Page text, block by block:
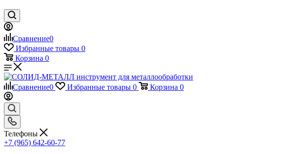
Сравнение0
Избранные товары 0
Корзина 0
Сравнение0 Избранные товары 0 Корзина 0
Телефоны
+7 (965) 642-60-77